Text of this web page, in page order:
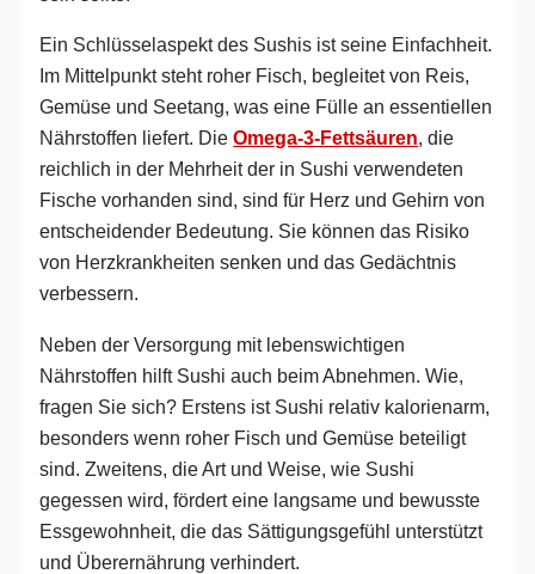
Ein Schlüsselaspekt des Sushis ist seine Einfachheit.
Im Mittelpunkt steht roher Fisch, begleitet von Reis,
Gemüse und Seetang, was eine Fülle an essentiellen
Nährstoffen liefert. DieOmega-3-Fettsäuren, die
reichlich in der Mehrheit der in Sushi verwendeten
Fische vorhanden sind, sind für Herz und Gehirn von
entscheidender Bedeutung. Sie können das Risiko
von Herzkrankheiten senken und das Gedächtnis
verbessern.
Neben der Versorgung mit lebenswichtigen
Nährstoffen hilft Sushi auch beim Abnehmen. Wie,
fragen Sie sich? Erstens ist Sushi relativ kalorienarm,
besonders wenn roher Fisch und Gemüse beteiligt
sind. Zweitens, die Art und Weise, wie Sushi
gegessen wird, fördert eine langsame und bewusste
Essgewohnheit, die das Sättigungsgefühl unterstützt
und Überernährung verhindert.